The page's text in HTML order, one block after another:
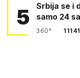
5
Srbija se i
samo 24
360°